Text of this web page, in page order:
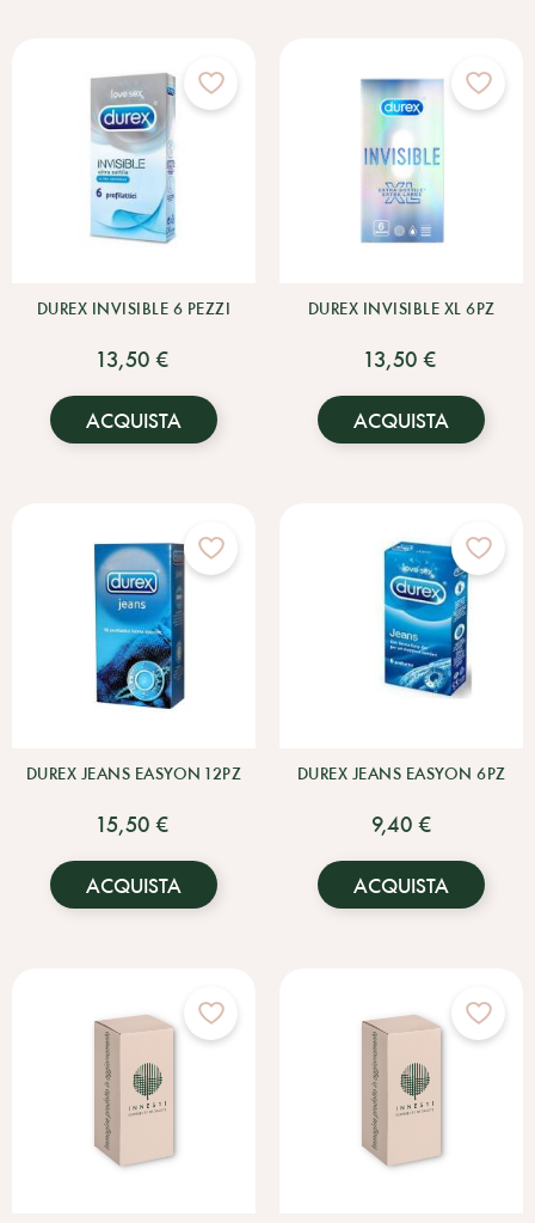
DUREX INVISIBLE 6 PEZZI
13,50 €
ACQUISTA
DUREX INVISIBLE XL 6PZ
13,50 €
ACQUISTA
DUREX JEANS EASYON 12PZ
15,50 €
ACQUISTA
DUREX JEANS EASYON 6PZ
9,40 €
ACQUISTA